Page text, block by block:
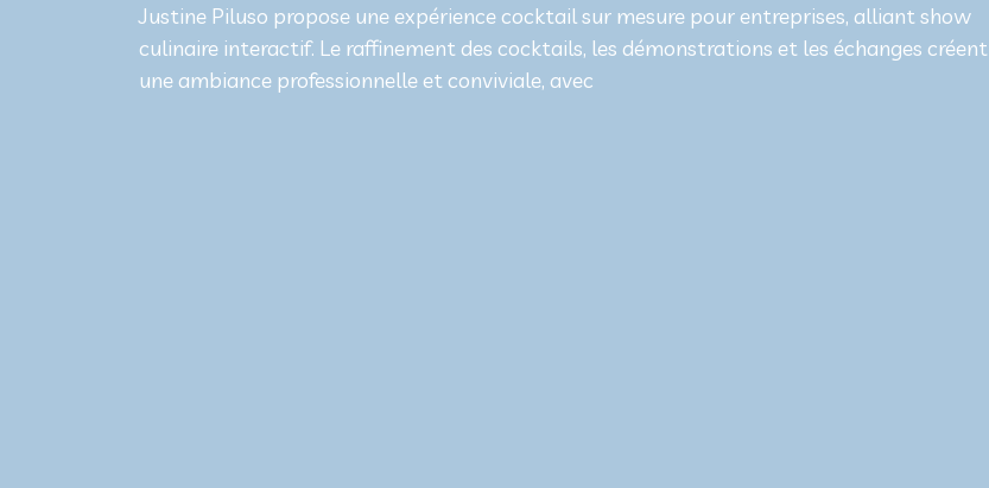
Justine Piluso propose une expérience cocktail sur mesure pour entreprises, alliant show
culinaire interactif. Le raffinement des cocktails, les démonstrations et les échanges créent
une ambiance professionnelle et conviviale, avec